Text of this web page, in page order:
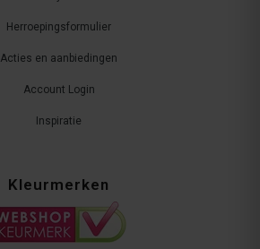
Herroepingsformulier
Acties en aanbiedingen
Account Login
Inspiratie
Kleurmerken